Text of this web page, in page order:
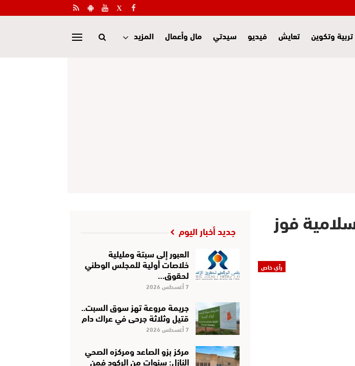
تربية وتكوين تعايش فيديو سيدتي مال وأعمال المزيد
فوز
رأي خاص
جديد أخبار اليوم
العبور إلى سبتة ومليلية
خلاصات أولية للمجلس الوطني
لحقوق…
7 أغسطس 2026
جريمة مروعة تهز سوق السبت..
قتيل وثلاثة جرحى في عراك دام
7 أغسطس 2026
مركز بزو الصاعد ومركزه الصحي
النازل: سنوات من الركود فمن